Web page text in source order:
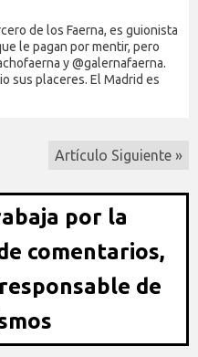
de los Faerna, es guionista
le pagan por mentir, pero
y @galernafaerna.
sus placeres. El Madrid es
Artículo Siguiente »
por la
comentarios,
de